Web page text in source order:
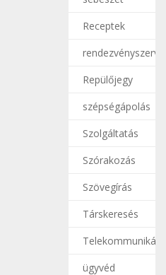
Receptek
Repülőjegy
szépségápolás
Szolgáltatás
Szórakozás
Szövegírás
Társkeresés
ügyvéd